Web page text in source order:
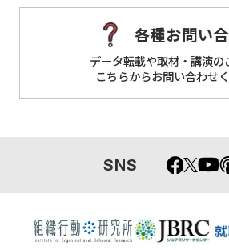
各種お問い
データ転載や取材・講演の
こちらからお問い合わせ
SNS